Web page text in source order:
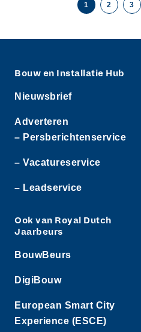
1 2 3
Bouw en Installatie Hub
Nieuwsbrief
Adverteren
– Persberichtenservice
– Vacatureservice
– Leadservice
Ook van Royal Dutch
Jaarbeurs
BouwBeurs
DigiBouw
European Smart City
Experience (ESCE)